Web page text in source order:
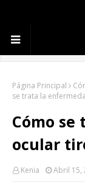
Página Principal
se trata la
Cómo
ocular
Kenia Abril 15,